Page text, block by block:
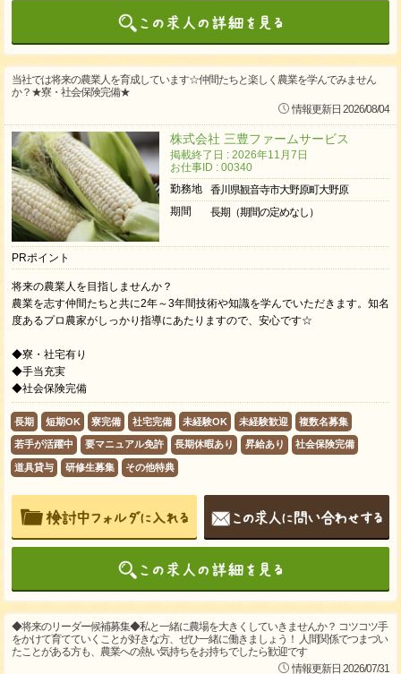
当社では将来の農業人を育成しています☆仲間たちと楽しく農業を学んでみません
か？★寮・社会保険完備★
情報更新日 2026/08/04
株式会社 三豊ファームサービス
掲載終了日 : 2026年11月7日
お仕事ID : 00340
勤務地
香川県観音寺市大野原町大野原
期間
長期（期間の定めなし）
PRポイント
将来の農業人を目指しませんか？
農業を志す仲間たちと共に2年～3年間技術や知識を学んでいただきます。知名
度あるプロ農家がしっかり指導にあたりますので、安心です☆
◆寮・社宅有り
◆手当充実
◆社会保険完備
長期 短期OK 寮完備 社宅完備 未経験OK 未経験歓迎 複数名募集
若手が活躍中 要マニュアル免許 長期休暇あり 昇給あり 社会保険完備
道具貸与 研修生募集 その他特典
◆将来のリーダー候補募集◆私と一緒に農場を大きくしていきませんか？ コツコツ手
をかけて育てていくことが好きな方、ぜひ一緒に働きましょう！ 人間関係でつまづい
たことがある方も、農業への熱い気持ちをお持ちでしたら歓迎です
情報更新日 2026/07/31